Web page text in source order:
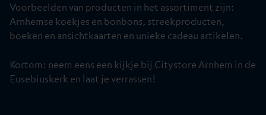
Voorbeelden van producten in het assortiment zijn:
Arnhemse koekjes en bonbons, streekproducten,
boeken en ansichtkaarten en unieke cadeau artikelen.
Kortom: neem eens een kijkje bij Citystore Arnhem in de
Eusebiuskerk en laat je verrassen!